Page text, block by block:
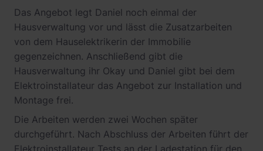
Das Angebot legt Daniel noch einmal der
Hausverwaltung vor und lässt die Zusatzarbeiten
von dem Hauselektrikerin der Immobilie
gegenzeichnen. Anschließend gibt die
Hausverwaltung ihr Okay und Daniel gibt bei dem
Elektroinstallateur das Angebot zur Installation und
Montage frei.
Die Arbeiten werden zwei Wochen später
durchgeführt. Nach Abschluss der Arbeiten führt der